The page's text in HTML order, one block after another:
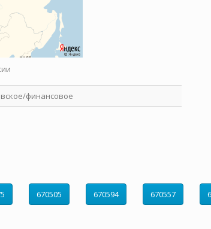
финансовое
670505 670594 670557